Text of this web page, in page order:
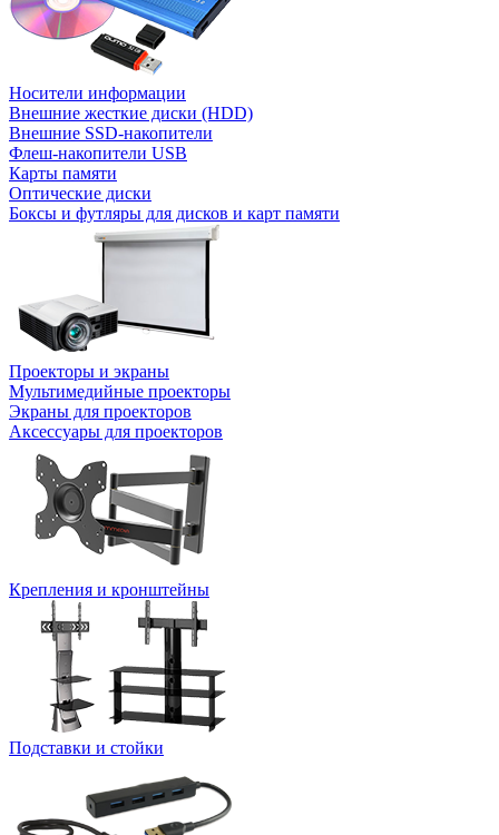
Носители информации
Внешние жесткие диски (HDD)
Внешние SSD-накопители
Флеш-накопители USB
Карты памяти
Оптические диски
Боксы и футляры для дисков и карт памяти
Проекторы и экраны
Мультимедийные проекторы
Экраны для проекторов
Аксессуары для проекторов
Крепления и кронштейны
Подставки и стойки